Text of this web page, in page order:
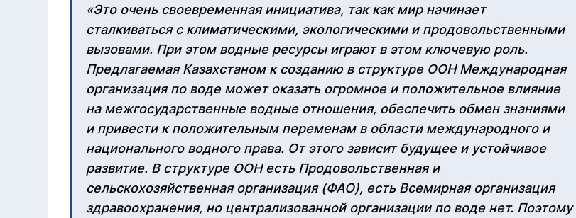
«Это очень своевременная инициатива, так как мир начинает
сталкиваться с климатическими, экологическими и продовольственными
вызовами. При этом водные ресурсы играют в этом ключевую роль.
Предлагаемая Казахстаном к созданию в структуре ООН Международная
организация по воде может оказать огромное и положительное влияние
на межгосударственные водные отношения, обеспечить обмен знаниями
и привести к положительным переменам в области международного и
национального водного права. От этого зависит будущее и устойчивое
развитие. В структуре ООН есть Продовольственная и
сельскохозяйственная организация (ФАО), есть Всемирная организация
здравоохранения, но централизованной организации по воде нет. Поэтому